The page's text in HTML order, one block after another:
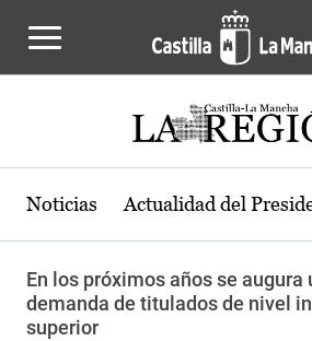
Noticias Actualidad del
En los próximos años se augura
demanda de titulados de nivel
superior